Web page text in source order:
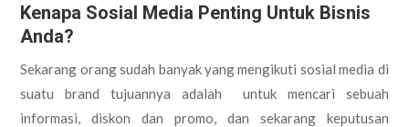
Kenapa Sosial Media Penting Untuk Bisnis
Anda?
Sekarang orang sudah banyak yang mengikuti sosial media di
suatu brand tujuannya adalah untuk mencari sebuah
informasi, diskon dan promo, dan sekarang keputusan